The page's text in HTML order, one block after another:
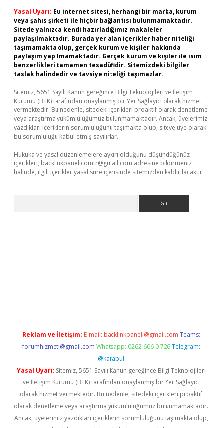
Yasal Uyarı: Bu internet sitesi, herhangi bir marka, kurum
veya şahıs şirketi ile hiçbir bağlantısı bulunmamaktadır.
Sitede yalnızca kendi hazırladığımız makaleler
paylaşılmaktadır. Burada yer alan içerikler haber niteliği
taşımamakta olup, gerçek kurum ve kişiler hakkında
paylaşım yapılmamaktadır. Gerçek kurum ve kişiler ile isim
benzerlikleri tamamen tesadüfidir. Sitemizdeki bilgiler
taslak halindedir ve tavsiye niteliği taşımazlar.
Sitemiz, 5651 Sayılı Kanun gereğince Bilgi Teknolojileri ve İletişim
Kurumu (BTK) tarafından onaylanmış bir Yer Sağlayıcı olarak hizmet
vermektedir. Bu nedenle, sitedeki içerikleri proaktif olarak denetleme
veya araştırma yükümlülüğümüz bulunmamaktadır. Ancak, üyelerimiz
yazdıkları içeriklerin sorumluluğunu taşımakta olup, siteye üye olarak
bu sorumluluğu kabul etmiş sayılırlar.
Hukuka ve yasal düzenlemelere aykırı olduğunu düşündüğünüz
içerikleri, backlinkpanelicomtr@gmail.com adresine bildirmeniz
halinde, ilgili içerikler yasal süre içerisinde sitemizden kaldırılacaktır.
Reklam ve İletişim: E-mail: backlinkpaneli@gmail.com Teams:
forumhizmeti@gmail.com Whatsapp: 0262 606 0 726 Telegram:
@karabul
Yasal Uyarı: Sitemiz, 5651 Sayılı Kanun gereğince Bilgi Teknolojileri
ve İletişim Kurumu (BTK) tarafından onaylanmış bir Yer Sağlayıcı
olarak hizmet vermektedir. Bu nedenle, sitedeki içerikleri proaktif
olarak denetleme veya araştırma yükümlülüğümüz bulunmamaktadır.
Ancak, üyelerimiz yazdıkları içeriklerin sorumluluğunu taşımakta olup,